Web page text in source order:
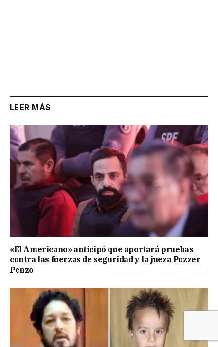
LEER MÁS
«El Americano» anticipó que aportará pruebas
contra las fuerzas de seguridad y la jueza Pozzer
Penzo